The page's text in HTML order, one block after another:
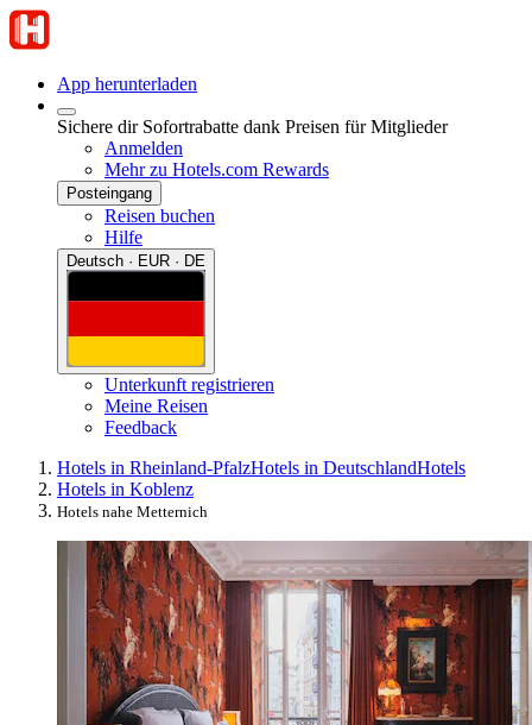
App herunterladen
Sichere dir Sofortrabatte dank Preisen für Mitglieder
Anmelden
Mehr zu Hotels.com Rewards
Posteingang
Reisen buchen
Hilfe
Deutsch · EUR · DE
Unterkunft registrieren
Meine Reisen
Feedback
Hotels in Rheinland-PfalzHotels in DeutschlandHotels
Hotels in Koblenz
Hotels nahe Metternich